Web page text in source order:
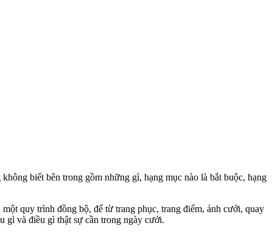
biết bên trong gồm những gì, hạng mục nào là bắt buộc, hạng
quy trình đồng bộ, để từ trang phục, trang điểm, ảnh cưới, quay
gì và điều gì thật sự cần trong ngày cưới.